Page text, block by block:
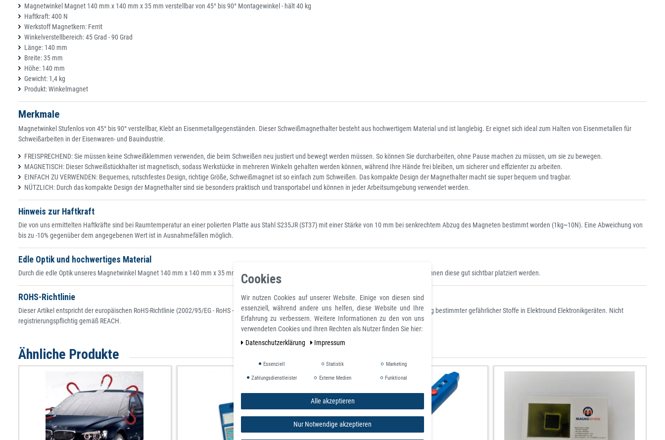
Magnetwinkel Magnet 140 mm x 140 mm x 35 mm verstellbar von 45° bis 90° Montagewinkel - hält 40 kg
Haftkraft: 400 N
Werkstoff Magnetkern: Ferrit
Winkelverstellbereich: 45 Grad - 90 Grad
Länge: 140 mm
Breite: 35 mm
Höhe: 140 mm
Gewicht: 1,4 kg
Produkt: Winkelmagnet
Merkmale
Magnetwinkel Stufenlos von 45° bis 90° verstellbar, Klebt an Eisenmetallgegenständen. Dieser Schweißmagnethalter besteht aus hochwertigem Material und ist langlebig. Er eignet sich ideal zum Halten von Eisenmetallen für
Schweißarbeiten in der Eisenwaren- und Bauindustrie.
FREISPRECHEND: Sie müssen keine Schweißklemmen verwenden, die beim Schweißen neu justiert und bewegt werden müssen. So können Sie durcharbeiten, ohne Pause machen zu müssen, um sie zu bewegen.
MAGNETISCH: Dieser Schweißstückhalter ist magnetisch, sodass Werkstücke in mehreren Winkeln gehalten werden können, während Ihre Hände frei bleiben, um sicherer und effizienter zu arbeiten.
EINFACH ZU VERWENDEN: Bequemes, rutschfestes Design, richtige Größe, Schweißmagnet ist so einfach zum Schweißen. Das kompakte Design der Magnethalter macht sie super bequem und tragbar.
NÜTZLICH: Durch das kompakte Design der Magnethalter sind sie besonders praktisch und transportabel und können in jeder Arbeitsumgebung verwendet werden.
Hinweis zur Haftkraft
Die von uns ermittelten Haftkräfte sind bei Raumtemperatur an einer polierten Platte aus Stahl S235JR (ST37) mit einer Stärke von 10 mm bei senkrechtem Abzug des Magneten bestimmt worden (1kg~10N). Eine Abweichung von
bis zu -10% gegenüber dem angegebenen Wert ist in Ausnahmefällen möglich.
Edle Optik und hochwertiges Material
Durch die edle Optik unseres Magnetwinkel Magnet 140 mm x 140 mm x 35 mm verstellbar von 45° bis 90° verstellbarer Montagewinkel - hält 40 kg, können diese gut sichtbar platziert werden.
ROHS-Richtlinie
Dieser Artikel entspricht der europäischen RoHS-Richtlinie (2002/95/EG - RoHS - Restriction of Hazardous Substances) zur Beschränkung der Verwendung bestimmter gefährlicher Stoffe in Elektround Elektronikgeräten. Nicht
registrierungspflichtig gemäß REACH.
Ähnliche Produkte
Cookies
Wir nutzen Cookies auf unserer Website. Einige von diesen sind
essenziell, während andere uns helfen, diese Website und Ihre
Erfahrung zu verbessern. Weitere Informationen zu den von uns
verwendeten Cookies und Ihren Rechten als Nutzer finden Sie hier:
Daten­schutz­erklärung
Impressum
Essenziell Statistik Marketing
Zahlungsdienstleister Externe Medien Funktional
Alle akzeptieren
Nur Notwendige akzeptieren